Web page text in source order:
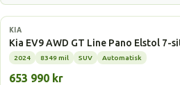
Elbil
KIA
Kia EV9 AWD GT Line Pano Elstol 7-
2024 8349 mil SUV Automatisk
653 990 kr